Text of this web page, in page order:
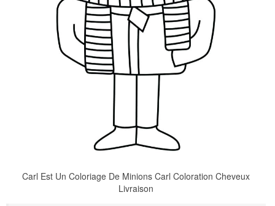
Carl Est Un Coloriage De Minions Carl Coloration Cheveux
Livraison